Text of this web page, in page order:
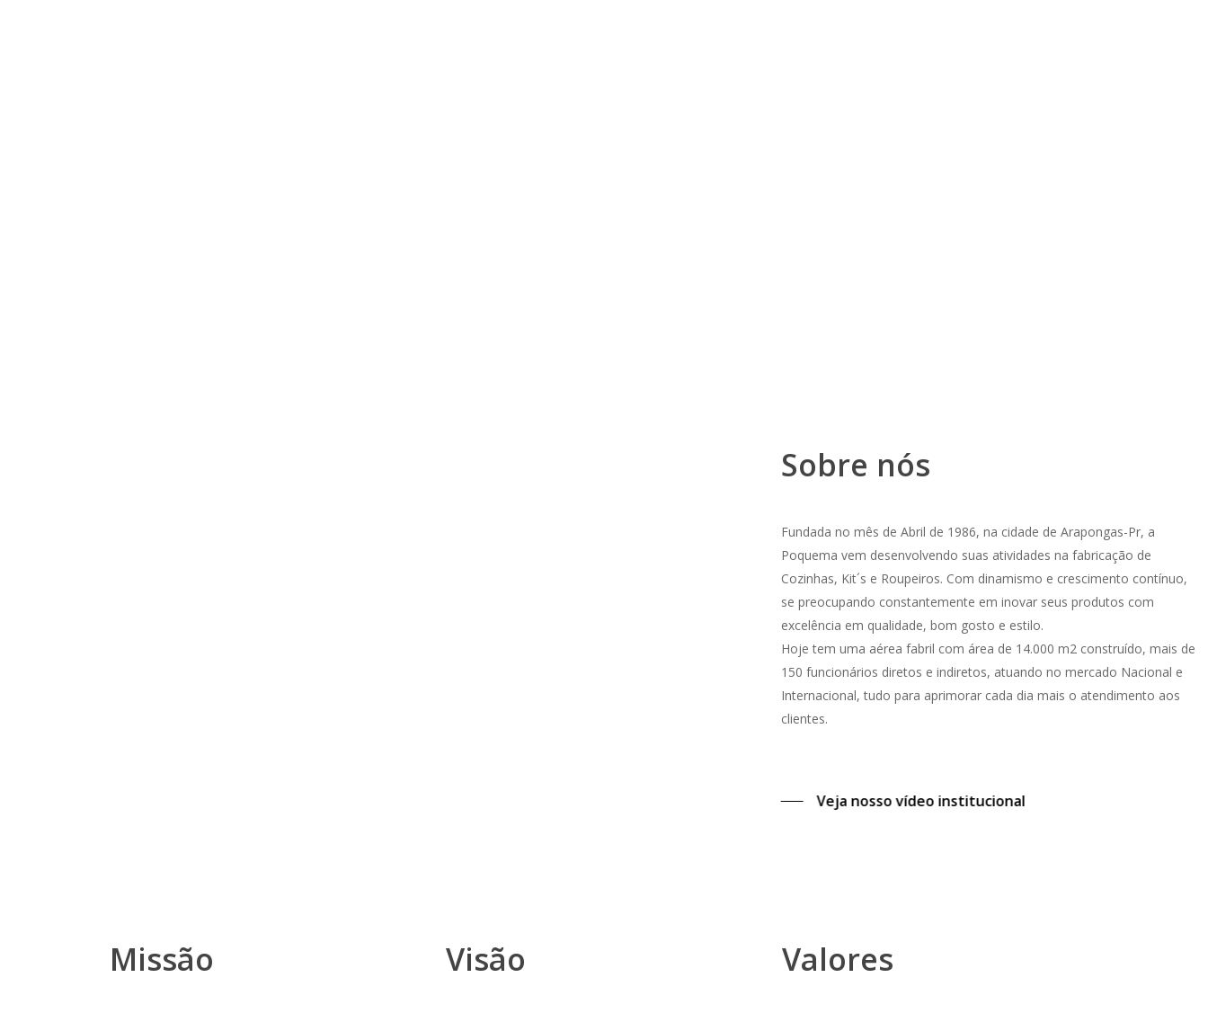
Sobre nós
Fundada no mês de Abril de 1986, na cidade de Arapongas-Pr, a
Poquema vem desenvolvendo suas atividades na fabricação de
Cozinhas, Kit´s e Roupeiros. Com dinamismo e crescimento contínuo,
se preocupando constantemente em inovar seus produtos com
excelência em qualidade, bom gosto e estilo.
Hoje tem uma aérea fabril com área de 14.000 m2 construído, mais de
150 funcionários diretos e indiretos, atuando no mercado Nacional e
Internacional, tudo para aprimorar cada dia mais o atendimento aos
clientes.
Veja nosso vídeo institucional
Missão Visão Valores